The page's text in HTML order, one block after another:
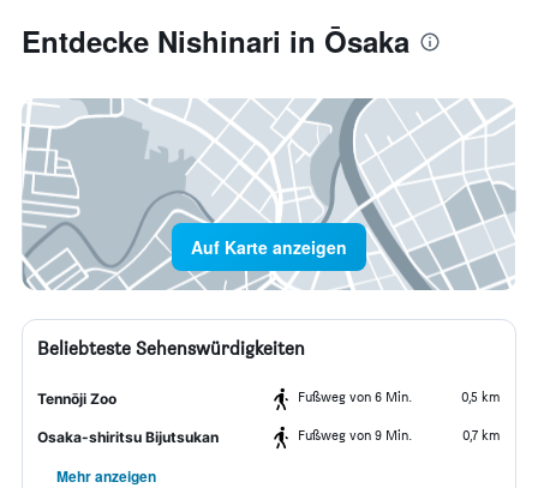
Entdecke Nishinari in Ōsaka
Auf Karte anzeigen
Beliebteste Sehenswürdigkeiten
Tennōji Zoo Fußweg von 6 Min. 0,5 km
Osaka-shiritsu Bijutsukan Fußweg von 9 Min. 0,7 km
Mehr anzeigen